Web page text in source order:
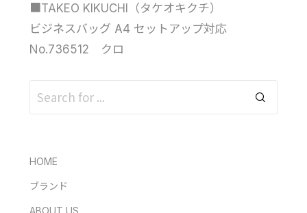
■TAKEO KIKUCHI（タケオキクチ）
ビジネスバッグ A4 セットアップ対応
No.736512 クロ
HOME
ブランド
ABOUT US